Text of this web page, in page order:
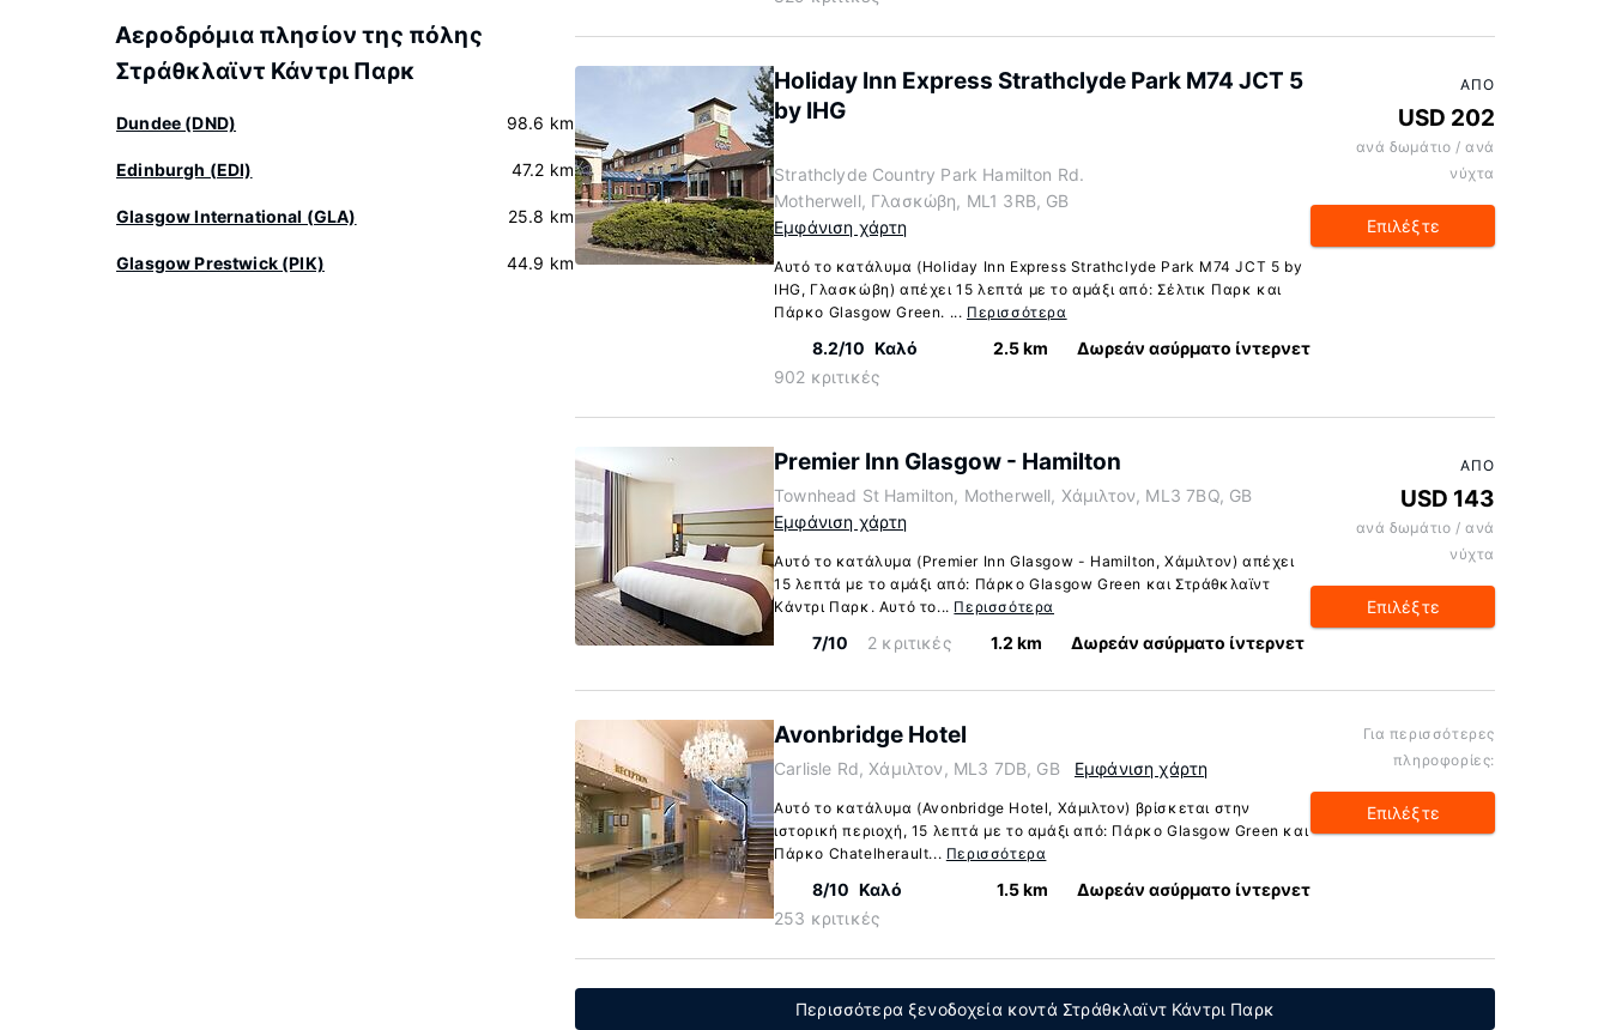
Αεροδρόμια πλησίον της πόλης
Στράθκλαϊντ Κάντρι Παρκ
Dundee (DND) 98.6 km
Edinburgh (EDI) 47.2 km
Glasgow International (GLA) 25.8 km
Glasgow Prestwick (PIK) 44.9 km
Holiday Inn Express Strathclyde Park M74 JCT 5
by IHG
Strathclyde Country Park Hamilton Rd.
Motherwell, Γλασκώβη, ML1 3RB, GB
Εμφάνιση χάρτη
Αυτό το κατάλυμα (Holiday Inn Express Strathclyde Park M74 JCT 5 by
IHG, Γλασκώβη) απέχει 15 λεπτά με το αμάξι από: Σέλτικ Παρκ και
Πάρκο Glasgow Green. ... Περισσότερα
8.2/10 Καλό
902 κριτικές
2.5 km Δωρεάν ασύρματο ίντερνετ
ΑΠΌ
USD 202
ανά δωμάτιο / ανά
νύχτα
Επιλέξτε
Premier Inn Glasgow - Hamilton
Townhead St Hamilton, Motherwell, Χάμιλτον, ML3 7BQ, GB
Εμφάνιση χάρτη
Αυτό το κατάλυμα (Premier Inn Glasgow - Hamilton, Χάμιλτον) απέχει
15 λεπτά με το αμάξι από: Πάρκο Glasgow Green και Στράθκλαϊντ
Κάντρι Παρκ. Αυτό το... Περισσότερα
7/10 2 κριτικές 1.2 km Δωρεάν ασύρματο ίντερνετ
ΑΠΌ
USD 143
ανά δωμάτιο / ανά
νύχτα
Επιλέξτε
Avonbridge Hotel
Carlisle Rd, Χάμιλτον, ML3 7DB, GB Εμφάνιση χάρτη
Αυτό το κατάλυμα (Avonbridge Hotel, Χάμιλτον) βρίσκεται στην
ιστορική περιοχή, 15 λεπτά με το αμάξι από: Πάρκο Glasgow Green και
Πάρκο Chatelherault... Περισσότερα
8/10 Καλό
253 κριτικές
1.5 km Δωρεάν ασύρματο ίντερνετ
Για περισσότερες
πληροφορίες:
Επιλέξτε
Περισσότερα ξενοδοχεία κοντά Στράθκλαϊντ Κάντρι Παρκ